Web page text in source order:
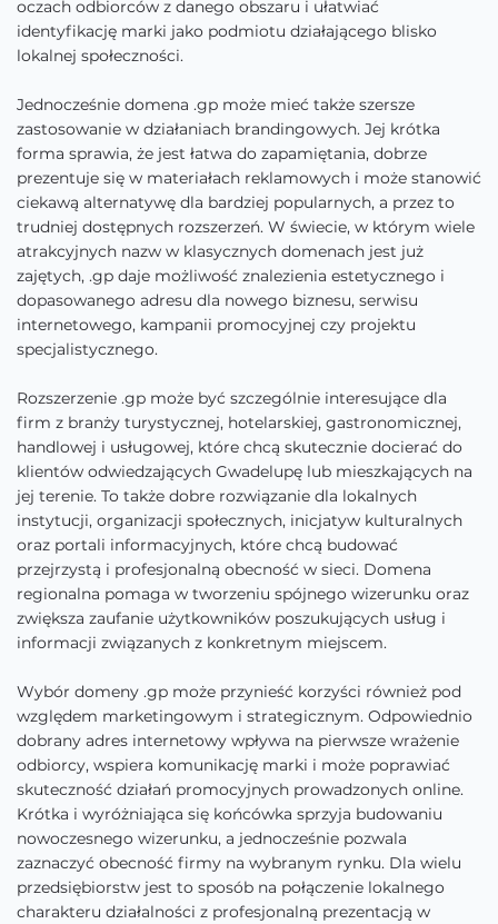
oczach odbiorców z danego obszaru i ułatwiać
identyfikację marki jako podmiotu działającego blisko
lokalnej społeczności.
Jednocześnie domena .gp może mieć także szersze
zastosowanie w działaniach brandingowych. Jej krótka
forma sprawia, że jest łatwa do zapamiętania, dobrze
prezentuje się w materiałach reklamowych i może stanowić
ciekawą alternatywę dla bardziej popularnych, a przez to
trudniej dostępnych rozszerzeń. W świecie, w którym wiele
atrakcyjnych nazw w klasycznych domenach jest już
zajętych, .gp daje możliwość znalezienia estetycznego i
dopasowanego adresu dla nowego biznesu, serwisu
internetowego, kampanii promocyjnej czy projektu
specjalistycznego.
Rozszerzenie .gp może być szczególnie interesujące dla
firm z branży turystycznej, hotelarskiej, gastronomicznej,
handlowej i usługowej, które chcą skutecznie docierać do
klientów odwiedzających Gwadelupę lub mieszkających na
jej terenie. To także dobre rozwiązanie dla lokalnych
instytucji, organizacji społecznych, inicjatyw kulturalnych
oraz portali informacyjnych, które chcą budować
przejrzystą i profesjonalną obecność w sieci. Domena
regionalna pomaga w tworzeniu spójnego wizerunku oraz
zwiększa zaufanie użytkowników poszukujących usług i
informacji związanych z konkretnym miejscem.
Wybór domeny .gp może przynieść korzyści również pod
względem marketingowym i strategicznym. Odpowiednio
dobrany adres internetowy wpływa na pierwsze wrażenie
odbiorcy, wspiera komunikację marki i może poprawiać
skuteczność działań promocyjnych prowadzonych online.
Krótka i wyróżniająca się końcówka sprzyja budowaniu
nowoczesnego wizerunku, a jednocześnie pozwala
zaznaczyć obecność firmy na wybranym rynku. Dla wielu
przedsiębiorstw jest to sposób na połączenie lokalnego
charakteru działalności z profesjonalną prezentacją w